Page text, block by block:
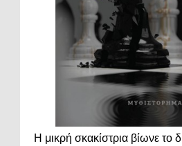
Η μικρή σκακίστρια βίωνε το